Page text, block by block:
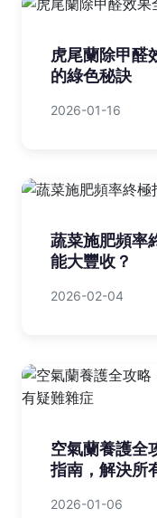
虎尾蘭除甲醛
的綠色秘訣
2026-01-16
蔬菜施肥頻率
能大豐收？
2026-02-04
空氣蘭養護全
指南，解決所
2026-01-06